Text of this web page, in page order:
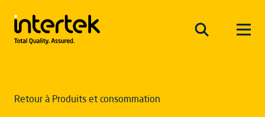
Retour à Produits et consommation